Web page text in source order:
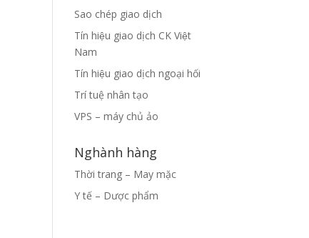
Sao chép giao dịch
Tín hiệu giao dịch CK Việt
Nam
Tín hiệu giao dịch ngoại hối
Trí tuệ nhân tạo
VPS – máy chủ ảo
Nghành hàng
Thời trang – May mặc
Y tế – Dược phẩm